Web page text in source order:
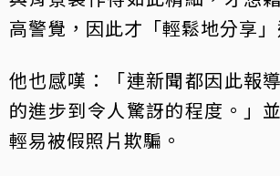
高警覺，因此才「輕鬆地分享」
他也感嘆：「連新聞都因此報
的進步到令人驚訝的程度。」
輕易被假照片欺騙。